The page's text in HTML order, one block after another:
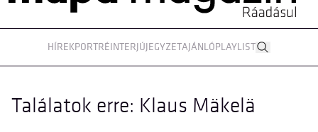
HÍREKPORTRÉINTERJÚJEGYZETAJÁNLÓPLAYLIST
Találatok erre: Klaus Mäkelä